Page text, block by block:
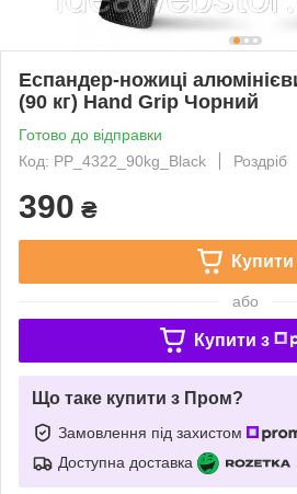
Еспандер-ножиці
(90 кг) Hand Grip Чорний
Готово до відправки
Код: PP_4322_90kg_Black
Роздріб
390 ₴
Купити
або
Купити з
Що таке купити з Пром?
Замовлення під захистом
Доступна доставка